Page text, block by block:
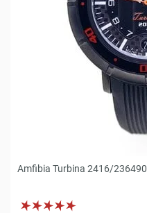
Amfibia Turbina 2416/236490